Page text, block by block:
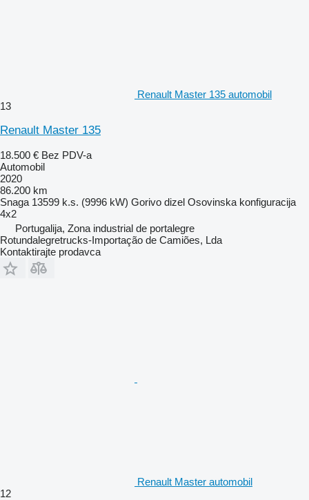
Renault Master 135 automobil
13
Renault Master 135
18.500 € Bez PDV-a
Automobil
2020
86.200 km
Snaga 13599 k.s. (9996 kW) Gorivo dizel Osovinska konfiguracija
4x2
Portugalija, Zona industrial de portalegre
Rotundalegretrucks-Importação de Camiões, Lda
Kontaktirajte prodavca
Renault Master automobil
12